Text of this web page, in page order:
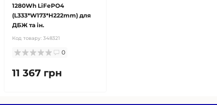
1280Wh LiFePO4
(L333*W173*H222mm) для
ДБЖ та ін.
Код товару: 348321
0
11 367 грн